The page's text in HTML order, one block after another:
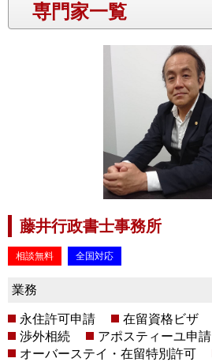
専門家一覧
藤井行政書士事務所
相談無料 全国対応
業務
永住許可申請 在留資格ビザ
渉外相続
アポスティーユ申請
オーバーステイ・在留特別許可